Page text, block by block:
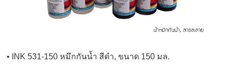
• INK 531-150 หมึกกันน้ำ สีดำ, ขนาด 150 มล.